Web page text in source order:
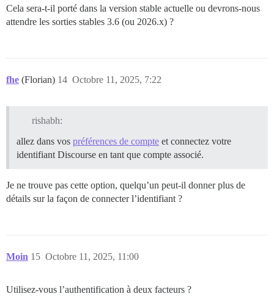
Cela sera-t-il porté dans la version stable actuelle ou devrons-nous
attendre les sorties stables 3.6 (ou 2026.x) ?
fhe (Florian) Octobre 11, 2025, 7:22
14
rishabh:
allez dans vos préférences de compte et connectez votre
identifiant Discourse en tant que compte associé.
Je ne trouve pas cette option, quelqu’un peut-il donner plus de
détails sur la façon de connecter l’identifiant ?
Moin Octobre 11, 2025, 11:00
15
Utilisez-vous l’authentification à deux facteurs ?